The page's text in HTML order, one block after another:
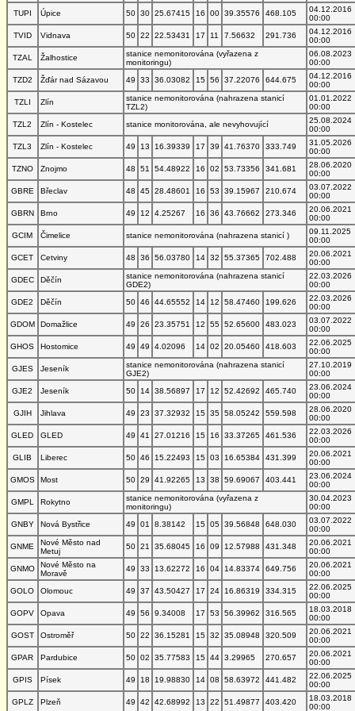
TUPI Úpice 50 30 25.67415 16 00 39.35576 468.105
04.12.2016
00:00
TVID
Vidnava 50 22 22.53431 17 11 7.56632 291.736
04.12.2016
00:00
TZAL
Žalhostice
stanice nemonitorována (vyřazena z
monitoringu)
06.08.2023
00:00
TZD2
Žďár nad Sázavou 49 33 36.03082 15 56 37.22076 644.675
04.12.2016
00:00
TZLI
Zlín
stanice nemonitorována (nahrazena stanicí
TZL2)
01.01.2022
00:00
TZL2
Zlín - Kostelec stanice monitorována, ale nevyhovující
25.08.2024
00:00
TZL3
Zlín - Kostelec 49 13 16.39339 17 39 41.76370 333.749
31.05.2026
00:00
TZNO
Znojmo 48 51 54.48922 16 02 53.73356 341.681
28.06.2020
00:00
GBRE
Břeclav 48 45 28.48601 16 53 39.15967 210.674
03.07.2022
00:00
GBRN
Brno 49 12 4.25267 16 36 43.76662 273.346
20.06.2021
00:00
GCIM
Čimelice stanice nemonitorována (nahrazena stanicí )
09.11.2025
00:00
GCET
Cetviny 48 36 56.03780 14 32 55.37365 702.488
20.06.2021
00:00
GDEC
Děčín
stanice nemonitorována (nahrazena stanicí
GDE2)
22.03.2026
00:00
GDE2
Děčín 50 46 44.65552 14 12 58.47460 199.626
22.03.2026
00:00
GDOM
Domažlice 49 26 23.35751 12 55 52.65600 483.023
03.07.2022
00:00
GHOS
Hostomice 49 49 4.02096 14 02 20.05460 418.603
22.06.2025
00:00
GJES
Jeseník
stanice nemonitorována (nahrazena stanicí
GJE2)
27.10.2019
00:00
GJE2
Jeseník 50 14 38.56897 17 12 52.42692 465.740
23.06.2024
00:00
GJIH
Jihlava 49 23 37.32932 15 35 58.05242 559.598
28.06.2020
00:00
GLED
GLED 49 41 27.01216 15 16 33.37265 461.536
22.03.2026
00:00
GLIB
Liberec 50 46 15.22493 15 03 16.65384 431.399
20.06.2021
00:00
GMOS
Most 50 29 41.92265 13 38 59.69067 403.441
23.06.2024
00:00
GMPL
Rokytno
stanice nemonitorována (vyřazena z
monitoringu)
30.04.2023
00:00
GNBY
Nová Bystřice 49 01 8.38142 15 05 39.56848 648.030
03.07.2022
00:00
GNME
Nové Město nad
Metuj
50 21 35.68045 16 09 12.57988 431.348
20.06.2021
00:00
GNMO
Nové Město na
Moravě
49 33 13.62272 16 04 14.83374 649.756
20.06.2021
00:00
GOLO
Olomouc 49 37 43.50427 17 24 16.86319 334.315
22.06.2025
00:00
GOPV
Opava 49 56 9.34008 17 53 56.39962 316.565
18.03.2018
00:00
GOST
Ostroměř 50 22 36.15281 15 32 35.08948 320.509
20.06.2021
00:00
GPAR
Pardubice 50 02 35.77583 15 44 3.29965 270.657
20.06.2021
00:00
GPIS
Písek 49 18 19.98830 14 08 58.63972 441.482
22.06.2025
00:00
GPLZ
Plzeň 49 42 42.68992 13 22 51.49877 403.420
18.03.2018
00:00